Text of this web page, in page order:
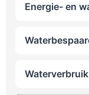
Energie- en